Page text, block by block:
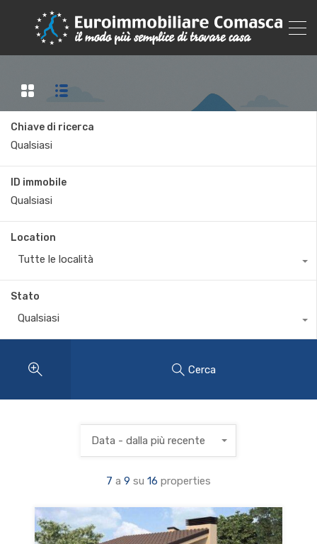
Chiave di ricerca
ID immobile
Location
Tutte le località
Stato
Qualsiasi
Cerca
7 a 9 su 16 properties
Data - dalla più recente